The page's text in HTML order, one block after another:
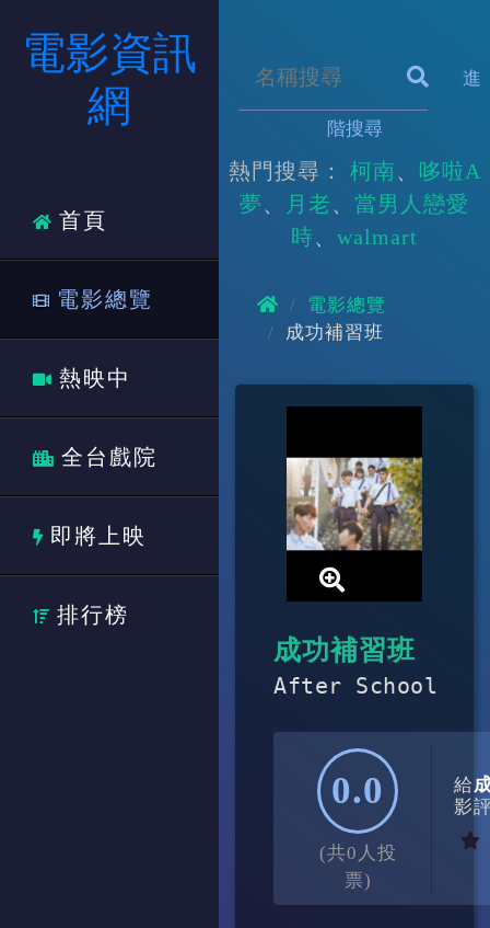
電影資訊
網
首頁
電影總覽
熱映中
全台戲院
即將上映
排行榜
進
階搜尋
熱門搜尋： 柯南
哆啦A
夢
月老
當男人戀愛
時
walmart
電影總覽
成功補習班
成功補習班
After School
0.0
(共0人投
票)
給
影